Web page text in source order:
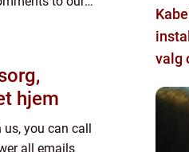
hjem
you can call
all emails
valg